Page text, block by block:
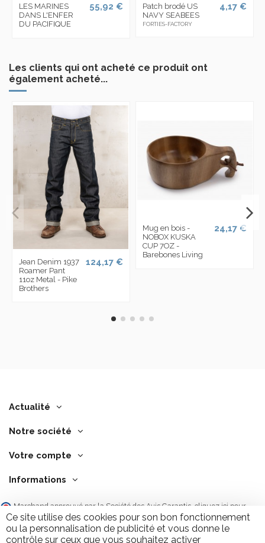
LES MARINES
DANS L'ENFER
DU PACIFIQUE
55,92 €
Patch brodé US
NAVY SEABEES
FORTIES-FACTORY
4,17 €
Les clients qui ont acheté ce produit ont
également acheté...
Jean Denim 1937
Roamer Pant
11oz Metal - Pike
Brothers
124,17 €
Mug en bois -
NOBOX KUSKA
CUP 7OZ -
Barebones Living
24,17 €
Actualité
Notre société
Votre compte
Informations
Marchand approuvé par la Société des Avis Garantis, cliquez ici pour
vérifier .
Ce site utilise des cookies pour son bon fonctionnement
ou la personnalisation de publicité et vous donne le
contrôle sur ceux que vous souhaitez activer